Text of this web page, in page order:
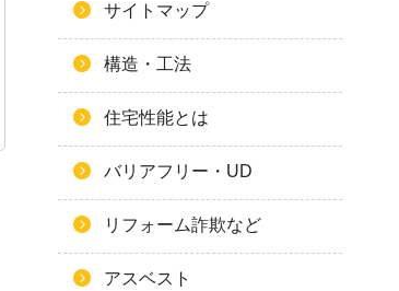
サイトマップ
構造・工法
住宅性能とは
バリアフリー・UD
リフォーム詐欺など
アスベスト